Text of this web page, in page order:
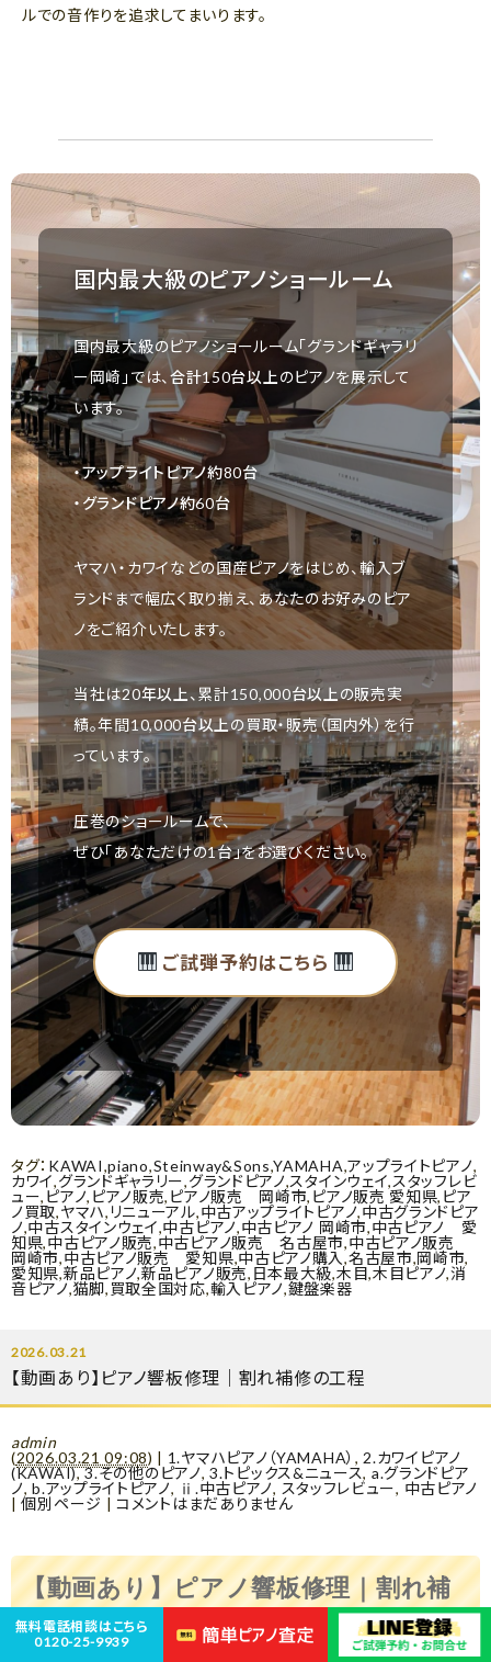
ルでの音作りを追求してまいります。
国内最大級のピアノショールーム
国内最大級のピアノショールーム「グランドギャラリ
ー岡崎」では、 合計150台以上のピアノを展示して
います。
・アップライトピアノ約80台
・グランドピアノ約60台
ヤマハ・カワイなどの国産ピアノをはじめ、輸入ブ
ランドまで幅広く取り揃え、あなたのお好みのピア
ノをご紹介いたします。
当社は20年以上、累計150,000台以上の販売実
績。年間10,000台以上の買取・販売（国内外）を行
っています。
圧巻のショールームで、
ぜひ「あなただけの1台」をお選びください。
ご試弾予約はこちら
タグ： KAWAI,piano,Steinway&Sons,YAMAHA,アップライトピアノ,
カワイ,グランドギャラリー,グランドピアノ,スタインウェイ,スタッフレビ
ュー, ピアノ, ピアノ販売, ピアノ販売 岡崎市, ピアノ販売 愛知県, ピア
ノ買取,ヤマハ, リニューアル,中古アップライトピアノ,中古グランドピア
ノ,中古スタインウェイ,中古ピアノ,中古ピアノ 岡崎市,中古ピアノ 愛
知県,中古ピアノ販売,中古ピアノ販売 名古屋市,中古ピアノ販売
岡崎市,中古ピアノ販売 愛知県,中古ピアノ購入,名古屋市,岡崎市,
愛知県,新品ピアノ,新品ピアノ販売, 日本最大級,木目,木目ピアノ,消
音ピアノ,猫脚, 買取全国対応,輸入ピアノ,鍵盤楽器
2026.03.21
【動画あり】ピアノ響板修理｜割れ補修の工程
admin
(2026.03.21 09:08) | 1.ヤマハピアノ（YAMAHA） , 2.カワイピアノ
(KAWAI),3.その他のピアノ,3.トピックス&ニュース, a.グランドピア
ノ,b.アップライトピアノ, ⅱ.中古ピアノ, スタッフレビュー, 中古ピアノ
|個別ページ |コメントはまだありません
【動画あり】ピアノ響板修理｜割れ補
修の工程
無料電話相談はこちら
0120-25-9939